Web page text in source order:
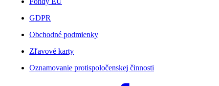
GDPR
Obchodné podmienky
Zľavové karty
Oznamovanie protispoločenskej činnosti